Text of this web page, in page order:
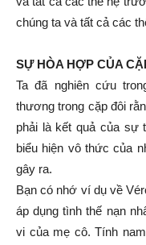
chúng ta và tất cả các
SỰ HÒA HỢP CỦA
Ta đã nghiên cứu
thương trong cặp đôi
phải là kết quả của sự
biểu hiện vô thức của
gây ra.
Bạn có nhớ ví dụ về
áp dụng tình thế nạn
vi của mẹ cô. Tính